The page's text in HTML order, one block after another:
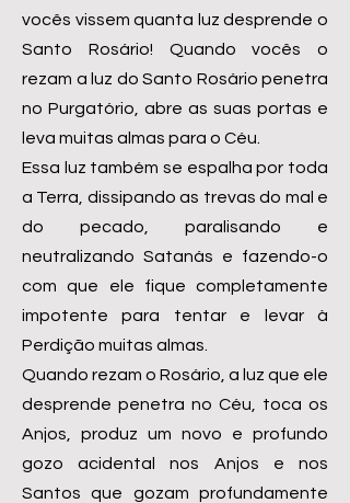
vocês vissem quanta luz desprende o
Santo Rosário! Quando vocês o
rezam a luz do Santo Rosário penetra
no Purgatório, abre as suas portas e
leva muitas almas para o Céu.
Essa luz também se espalha por toda
a Terra, dissipando as trevas do mal e
do pecado, paralisando e
neutralizando Satanás e fazendo-o
com que ele fique completamente
impotente para tentar e levar à
Perdição muitas almas.
Quando rezam o Rosário, a luz que ele
desprende penetra no Céu, toca os
Anjos, produz um novo e profundo
gozo acidental nos Anjos e nos
Santos que gozam profundamente